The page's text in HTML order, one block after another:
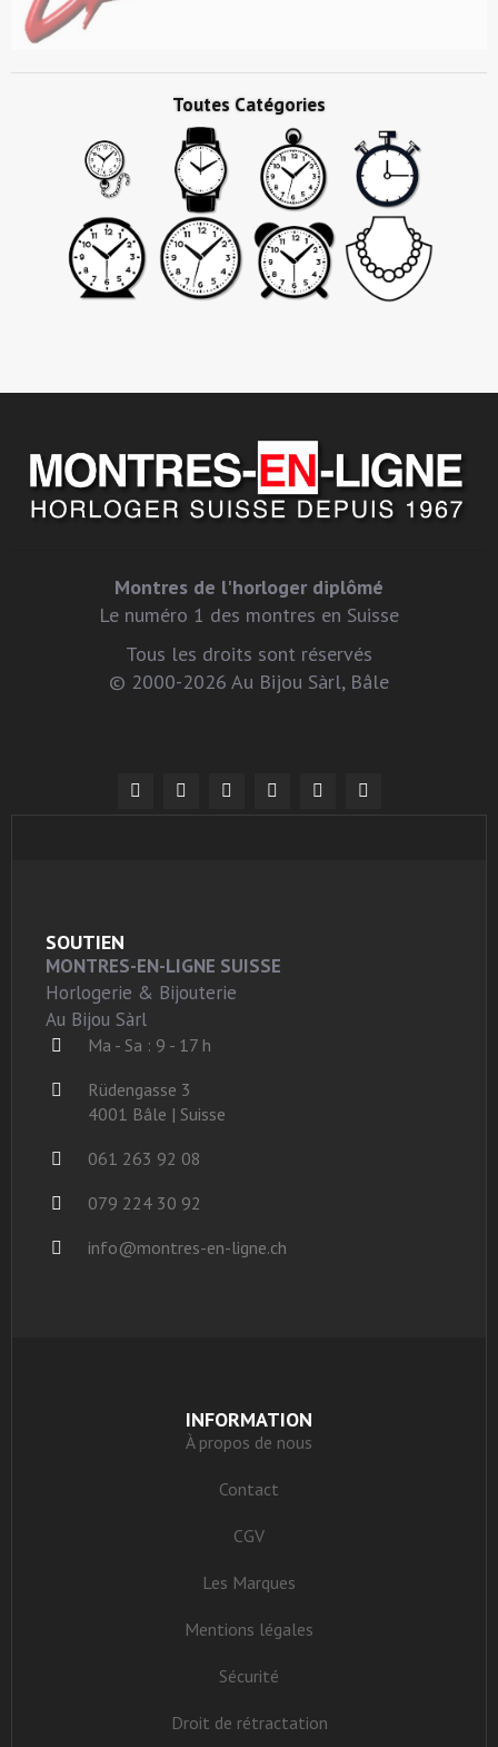
Toutes Catégories
Montres de l'horloger diplômé
Le numéro 1 des montres en Suisse
Tous les droits sont réservés
© 2000-2026 Au Bijou Sàrl, Bâle
SOUTIEN
MONTRES-EN-LIGNE SUISSE
Horlogerie & Bijouterie
Au Bijou Sàrl
Ma - Sa : 9 - 17 h
Rüdengasse 3
4001 Bâle | Suisse
061 263 92 08
079 224 30 92
info@montres-en-ligne.ch
INFORMATION
À propos de nous
Contact
CGV
Les Marques
Mentions légales
Sécurité
Droit de rétractation